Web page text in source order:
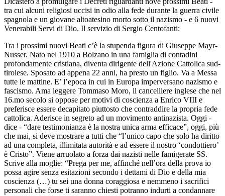
tra cui alcuni religiosi uccisi in odio alla fede durante la guerra civile
spagnola e un giovane altoatesino morto sotto il nazismo - e 6 nuovi
Venerabili Servi di Dio. Il servizio di Sergio Centofanti:
Tra i prossimi nuovi Beati c’è la stupenda figura di Giuseppe Mayr-
Nusser. Nato nel 1910 a Bolzano in una famiglia di contadini
profondamente cristiana, diventa dirigente dell'Azione Cattolica sud-
tirolese. Sposato ad appena 22 anni, ha presto un figlio. Va a Messa
tutte le mattine. E’ l’epoca in cui in Europa imperversano nazismo e
fascismo. Ama leggere Tommaso Moro, il cancelliere inglese che nel
16.mo secolo si oppose per motivi di coscienza a Enrico VIII e
preferisce essere decapitato piuttosto che contraddire la propria fede
cattolica. Aderisce in segreto ad un movimento antinazista. Oggi -
dice - “dare testimonianza è la nostra unica arma efficace”, oggi, più
che mai, si deve mostrare a tutti che “l’unico capo che solo ha diritto
ad una completa, illimitata autorità e ad essere il nostro ‘condottiero’
è Cristo”. Viene arruolato a forza dai nazisti nelle famigerate SS.
Scrive alla moglie: “Prega per me, affinché nell’ora della prova io
possa agire senza esitazioni secondo i dettami di Dio e della mia
coscienza (…) tu sei una donna coraggiosa e nemmeno i sacrifici
personali che forse ti saranno chiesti potranno indurti a condannare